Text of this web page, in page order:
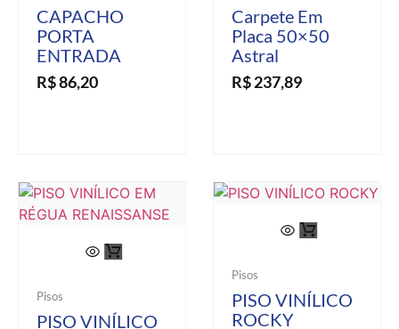
CAPACHO
PORTA
ENTRADA
R$86,20
Carpete Em
Placa 50×50
Astral
R$237,89
Pisos
PISO VINÍLICO
Pisos
PISO VINÍLICO
ROCKY